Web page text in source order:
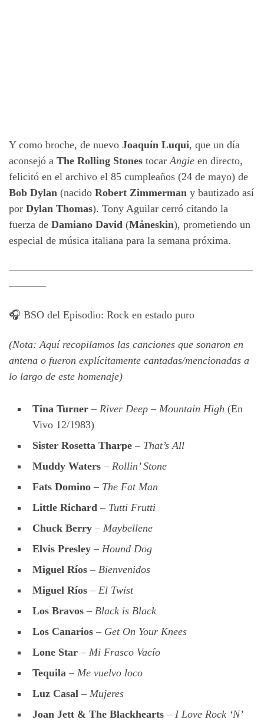
Y como broche, de nuevo Joaquín Luqui, que un día
aconsejó a The Rolling Stones tocarAngie en directo,
felicitó en el archivo el 85 cumpleaños (24 de mayo) de
Bob Dylan (nacido Robert Zimmerman y bautizado así
por Dylan Thomas). Tony Aguilar cerró citando la
fuerza de Damiano David (Måneskin), prometiendo un
especial de música italiana para la semana próxima.
———————————————————————
———–
🎧 BSO del Episodio: Rock en estado puro
(Nota: Aquí recopilamos las canciones que sonaron en
antena o fueron explícitamente cantadas/mencionadas a
lo largo de este homenaje)
Tina Turner – River Deep – Mountain High (En
Vivo 12/1983)
Sister Rosetta Tharpe – That’s All
Muddy Waters – Rollin’ Stone
Fats Domino – The Fat Man
Little Richard – Tutti Frutti
Chuck Berry – Maybellene
Elvis Presley – Hound Dog
Miguel Ríos – Bienvenidos
Miguel Ríos – El Twist
Los Bravos – Black is Black
Los Canarios – Get On Your Knees
Lone Star – Mi Frasco Vacío
Tequila – Me vuelvo loco
Luz Casal – Mujeres
Joan Jett & The Blackhearts – I Love Rock ‘N’